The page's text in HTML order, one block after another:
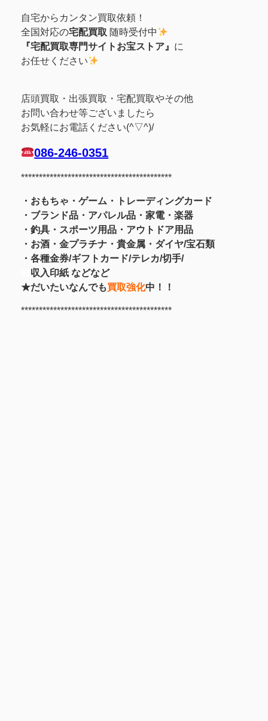
自宅からカンタン買取依頼！
全国対応の宅配買取 随時受付中
『宅配買取専門サイトお宝ストア』 に
お任せください
店頭買取・出張買取・宅配買取やその他
お問い合わせ等ございましたら
お気軽にお電話ください(^▽^)/
086-246-0351
******************************************
・おもちゃ・ゲーム・トレーディングカード
・ブランド品・アパレル品・家電・楽器
・釣具・スポーツ用品・アウトドア用品
・お酒・金プラチナ・貴金属・ ダイヤ/宝石類
・各種金券/ギフトカード/テレカ/切手/
収入印紙 などなど
★だいたいなんでも買取強化中！！
******************************************